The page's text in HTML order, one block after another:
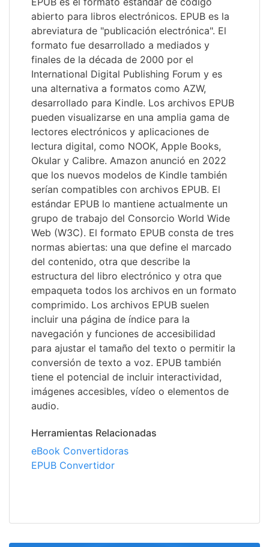
abierto para libros electrónicos. EPUB es la
abreviatura de "publicación electrónica". El
formato fue desarrollado a mediados y
finales de la década de 2000 por el
International Digital Publishing Forum y es
una alternativa a formatos como AZW,
desarrollado para Kindle. Los archivos EPUB
pueden visualizarse en una amplia gama de
lectores electrónicos y aplicaciones de
lectura digital, como NOOK, Apple Books,
Okular y Calibre. Amazon anunció en 2022
que los nuevos modelos de Kindle también
serían compatibles con archivos EPUB. El
estándar EPUB lo mantiene actualmente un
grupo de trabajo del Consorcio World Wide
Web (W3C). El formato EPUB consta de tres
normas abiertas: una que define el marcado
del contenido, otra que describe la
estructura del libro electrónico y otra que
empaqueta todos los archivos en un formato
comprimido. Los archivos EPUB suelen
incluir una página de índice para la
navegación y funciones de accesibilidad
para ajustar el tamaño del texto o permitir la
conversión de texto a voz. EPUB también
tiene el potencial de incluir interactividad,
imágenes accesibles, vídeo o elementos de
audio.
Herramientas Relacionadas
eBook Convertidoras
EPUB Convertidor